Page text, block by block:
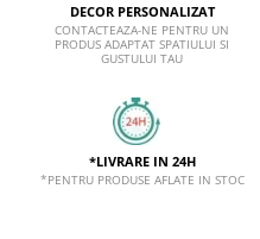
DECOR PERSONALIZAT
CONTACTEAZA-NE PENTRU UN
PRODUS ADAPTAT SPATIULUI SI
GUSTULUI TAU
*LIVRARE IN 24H
*PENTRU PRODUSE AFLATE IN STOC